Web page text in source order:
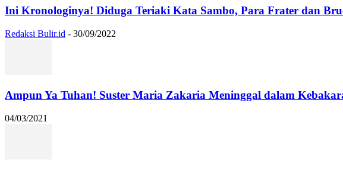
Ini Kronologinya! Diduga Teriaki Kata Sambo, Para Frater dan
Redaksi Bulir.id - 30/09/2022
Ampun Ya Tuhan! Suster Maria Zakaria Meninggal dalam
04/03/2021